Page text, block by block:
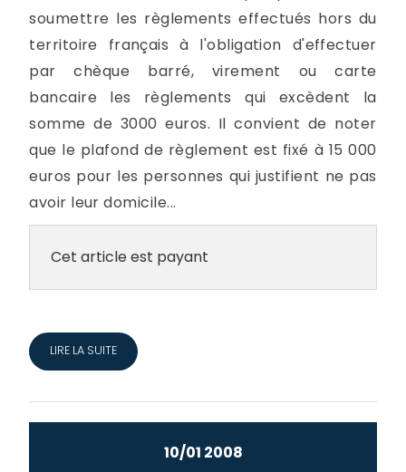
soumettre les règlements effectués hors du
territoire français à l'obligation d'effectuer
par chèque barré, virement ou carte
bancaire les règlements qui excèdent la
somme de 3000 euros. Il convient de noter
que le plafond de règlement est fixé à 15 000
euros pour les personnes qui justifient ne pas
avoir leur domicile...
Cet article est payant
LIRE LA SUITE
10/01 2008